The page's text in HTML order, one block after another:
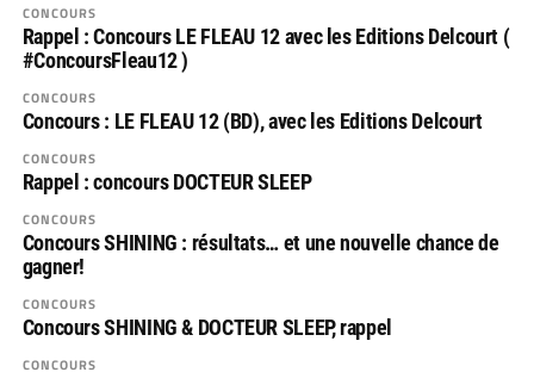
CONCOURS
Rappel : Concours LE FLEAU 12 avec les Editions Delcourt (
#ConcoursFleau12 )
CONCOURS
Concours : LE FLEAU 12 (BD), avec les Editions Delcourt
CONCOURS
Rappel : concours DOCTEUR SLEEP
CONCOURS
Concours SHINING : résultats… et une nouvelle chance de
gagner!
CONCOURS
Concours SHINING & DOCTEUR SLEEP, rappel
CONCOURS